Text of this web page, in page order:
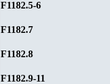
F1182.5-6
F1182.7
F1182.8
F1182.9-11